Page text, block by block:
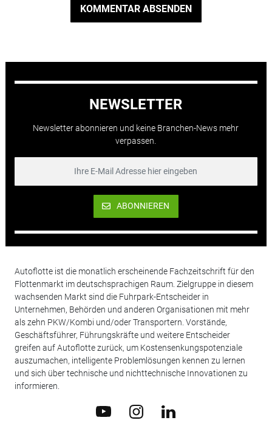
KOMMENTAR ABSENDEN
NEWSLETTER
Newsletter abonnieren und keine Branchen-News mehr
verpassen.
ABONNIEREN
Autoflotte ist die monatlich erscheinende Fachzeitschrift für den
Flottenmarkt im deutschsprachigen Raum. Zielgruppe in diesem
wachsenden Markt sind die Fuhrpark-Entscheider in
Unternehmen, Behörden und anderen Organisationen mit mehr
als zehn PKW/Kombi und/oder Transportern. Vorstände,
Geschäftsführer, Führungskräfte und weitere Entscheider
greifen auf Autoflotte zurück, um Kostensenkungspotenziale
auszumachen, intelligente Problemlösungen kennen zu lernen
und sich über technische und nichttechnische Innovationen zu
informieren.